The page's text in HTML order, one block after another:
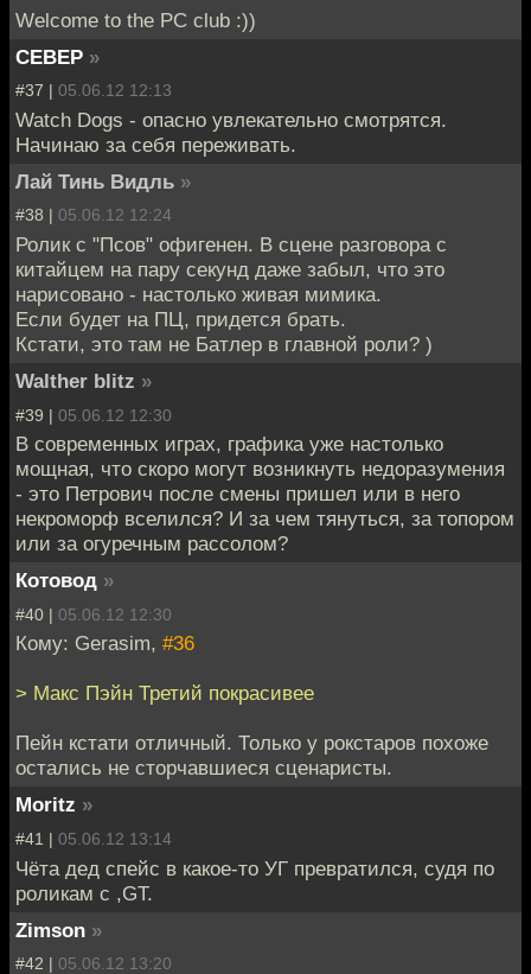
Welcome to the PC club :))
CEBEP »
#37 | 05.06.12 12:13
Watch Dogs - опасно увлекательно смотрятся.
Начинаю за себя переживать.
Лай Тинь Видль »
#38 | 05.06.12 12:24
Ролик с "Псов" офигенен. В сцене разговора с
китайцем на пару секунд даже забыл, что это
нарисовано - настолько живая мимика.
Если будет на ПЦ, придется брать.
Кстати, это там не Батлер в главной роли? )
Walther blitz »
#39 | 05.06.12 12:30
В современных играх, графика уже настолько
мощная, что скоро могут возникнуть недоразумения
- это Петрович после смены пришел или в него
некроморф вселился? И за чем тянуться, за топором
или за огуречным рассолом?
Котовод »
#40 | 05.06.12 12:30
Кому: Gerasim, #36
> Макс Пэйн Третий покрасивее
Пейн кстати отличный. Только у рокстаров похоже
остались не сторчавшиеся сценаристы.
Moritz »
#41 | 05.06.12 13:14
Чёта дед спейс в какое-то УГ превратился, судя по
роликам с ,GT.
Zimson »
#42 | 05.06.12 13:20